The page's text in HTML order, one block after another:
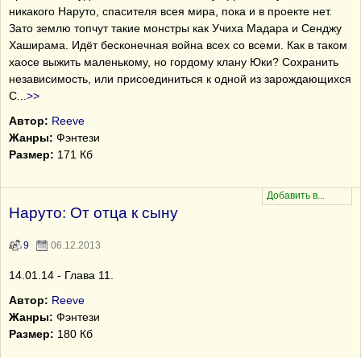
никакого Наруто, спасителя всея мира, пока и в проекте нет.
Зато землю топчут такие монстры как Учиха Мадара и Сенджу
Хаширама. Идёт бесконечная война всех со всеми. Как в таком
хаосе выжить маленькому, но гордому клану Юки? Сохранить
независимость, или присоединиться к одной из зарождающихся
С
>>
Автор: Reeve
Жанры: Фэнтези
Размер: 171 Кб
Наруто: От отца к сыну
9 06.12.2013
14.01.14 - Глава 11.
Автор: Reeve
Жанры: Фэнтези
Размер: 180 Кб